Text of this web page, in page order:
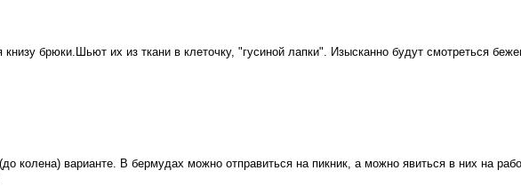
брюки.Шьют их из ткани в клеточку, "гусиной лапки". Изысканно будут смотреться
колена) варианте. В бермудах можно отправиться на пикник, а можно явиться в них на